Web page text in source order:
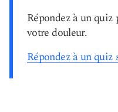
Répondez à un
votre douleur.
Répondez à un